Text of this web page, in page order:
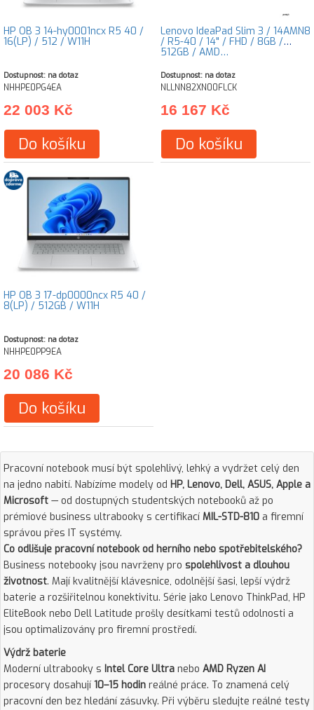
HP OB 3 14-hy0001ncx R5 40 /
16(LP) / 512 / W11H
Dostupnost: na dotaz
NHHPE0PG4EA
22 003 Kč
Do košíku
Lenovo IdeaPad Slim 3 / 14AMN8
/ R5-40 / 14" / FHD / 8GB /
512GB / AMD…
Dostupnost: na dotaz
NLLNN82XN00FLCK
16 167 Kč
Do košíku
HP OB 3 17-dp0000ncx R5 40 /
8(LP) / 512GB / W11H
Dostupnost: na dotaz
NHHPE0PP9EA
20 086 Kč
Do košíku
Pracovní notebook musí být spolehlivý, lehký a vydržet celý den
na jedno nabití. Nabízíme modely od HP, Lenovo, Dell, ASUS, Apple a
Microsoft — od dostupných studentských notebooků až po
prémiové business ultrabooky s certifikací MIL-STD-810 a firemní
správou přes IT systémy.
Co odlišuje pracovní notebook od herního nebo spotřebitelského?
Business notebooky jsou navrženy pro spolehlivost a dlouhou
životnost. Mají kvalitnější klávesnice, odolnější šasi, lepší výdrž
baterie a rozšiřitelnou konektivitu. Série jako Lenovo ThinkPad, HP
EliteBook nebo Dell Latitude prošly desítkami testů odolnosti a
jsou optimalizovány pro firemní prostředí.
Výdrž baterie
Moderní ultrabooky s Intel Core Ultra nebo AMD Ryzen AI
procesory dosahují 10–15 hodin reálné práce. To znamená celý
pracovní den bez hledání zásuvky. Při výběru sledujte reálné testy